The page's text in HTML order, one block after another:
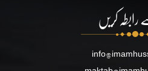
کریں